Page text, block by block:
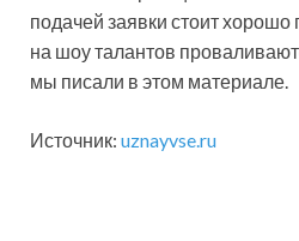
подачей заявки стоит
на шоу талантов
мы писали в этом материале.
Источник: uznayvse.ru